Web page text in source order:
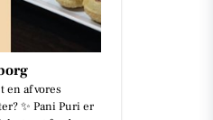
en af vores
✨ Pani Puri er